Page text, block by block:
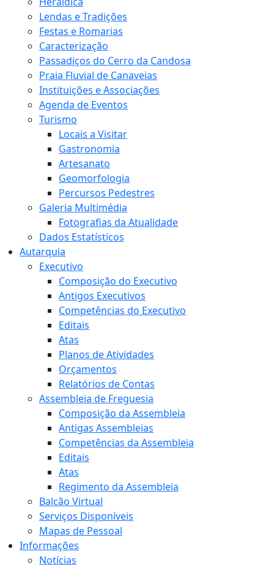
Lendas e Tradições
Festas e Romarias
Caracterização
Passadiços do Cerro da Candosa
Praia Fluvial de Canaveias
Instituições e Associações
Agenda de Eventos
Turismo
Locais a Visitar
Gastronomia
Artesanato
Geomorfologia
Percursos Pedestres
Galeria Multimédia
Fotografias da Atualidade
Dados Estatísticos
Autarquia
Executivo
Composição do Executivo
Antigos Executivos
Competências do Executivo
Editais
Atas
Planos de Atividades
Orçamentos
Relatórios de Contas
Assembleia de Freguesia
Composição da Assembleia
Antigas Assembleias
Competências da Assembleia
Editais
Atas
Regimento da Assembleia
Balcão Virtual
Serviços Disponíveis
Mapas de Pessoal
Informações
Notícias